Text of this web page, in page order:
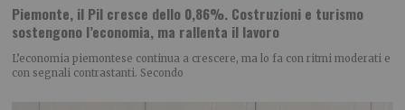
Piemonte, il Pil cresce dello 0,86%. Costruzioni e turismo
sostengono l’economia, ma rallenta il lavoro
L’economia piemontese continua a crescere, ma lo fa con ritmi moderati e
con segnali contrastanti. Secondo